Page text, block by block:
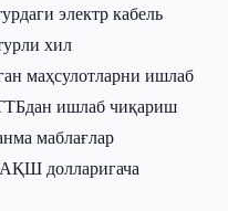
электр кабель
хил
маҳсулотларни ишлаб
ишлаб чиқариш
маблағлар
долларигача